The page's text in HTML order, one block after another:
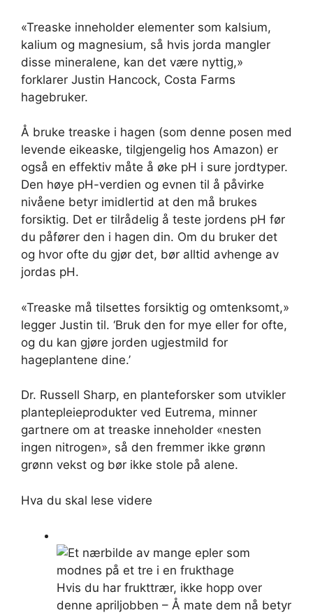
«Treaske inneholder elementer som kalsium,
kalium og magnesium, så hvis jorda mangler
disse mineralene, kan det være nyttig,»
forklarer Justin Hancock, Costa Farms
hagebruker.
Å bruke treaske i hagen (som denne posen med
levende eikeaske, tilgjengelig hos Amazon) er
også en effektiv måte å øke pH i sure jordtyper.
Den høye pH-verdien og evnen til å påvirke
nivåene betyr imidlertid at den må brukes
forsiktig. Det er tilrådelig å teste jordens pH før
du påfører den i hagen din. Om du bruker det
og hvor ofte du gjør det, bør alltid avhenge av
jordas pH.
«Treaske må tilsettes forsiktig og omtenksomt,»
legger Justin til. ‘Bruk den for mye eller for ofte,
og du kan gjøre jorden ugjestmild for
hageplantene dine.’
Dr. Russell Sharp, en planteforsker som utvikler
plantepleieprodukter ved Eutrema, minner
gartnere om at treaske inneholder «nesten
ingen nitrogen», så den fremmer ikke grønn
grønn vekst og bør ikke stole på alene.
Hva du skal lese videre
Hvis du har frukttrær, ikke hopp over
denne apriljobben – Å mate dem nå betyr